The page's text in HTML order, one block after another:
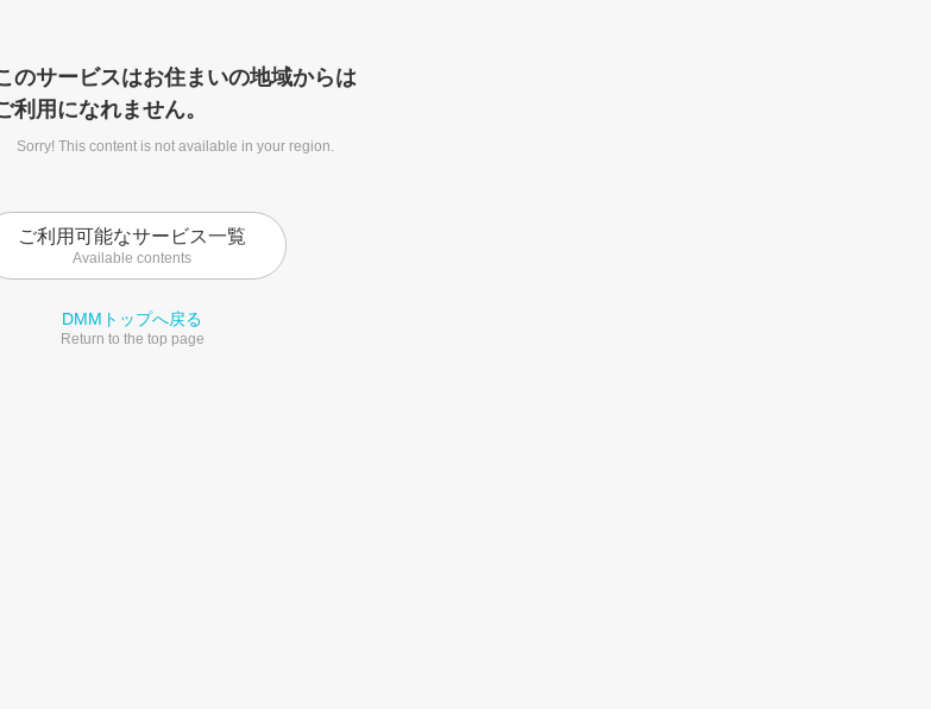
のサービスはお住まいの地域からは
利用になれません。
Sorry! This content is not available in your region.
ご利用可能なサービス一覧
Available contents
DMMトップへ戻る
Return to the top page